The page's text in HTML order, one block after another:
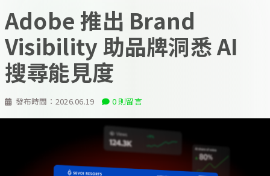
發布時間： 2026.06.19 0 則留言
Adobe 推出 Brand
Visibility 助品牌洞悉 AI
搜尋能見度